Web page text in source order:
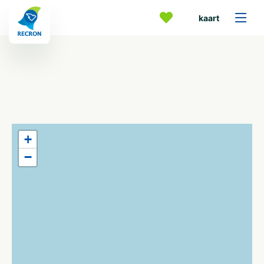
kaart
+
−